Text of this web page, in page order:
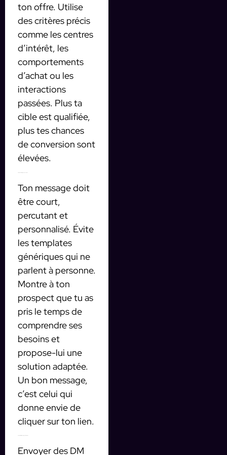
ton offre. Utilise
des critères précis
comme les centres
d’intérêt, les
comportements
d’achat ou les
interactions
passées. Plus ta
cible est qualifiée,
plus tes chances
de conversion sont
élevées.
Ton message doit
être court,
percutant et
personnalisé. Évite
les templates
génériques qui ne
parlent à personne.
Montre à ton
prospect que tu as
pris le temps de
comprendre ses
besoins et
propose-lui une
solution adaptée.
Un bon message,
c’est celui qui
donne envie de
cliquer sur ton lien.
Envoyer des DM